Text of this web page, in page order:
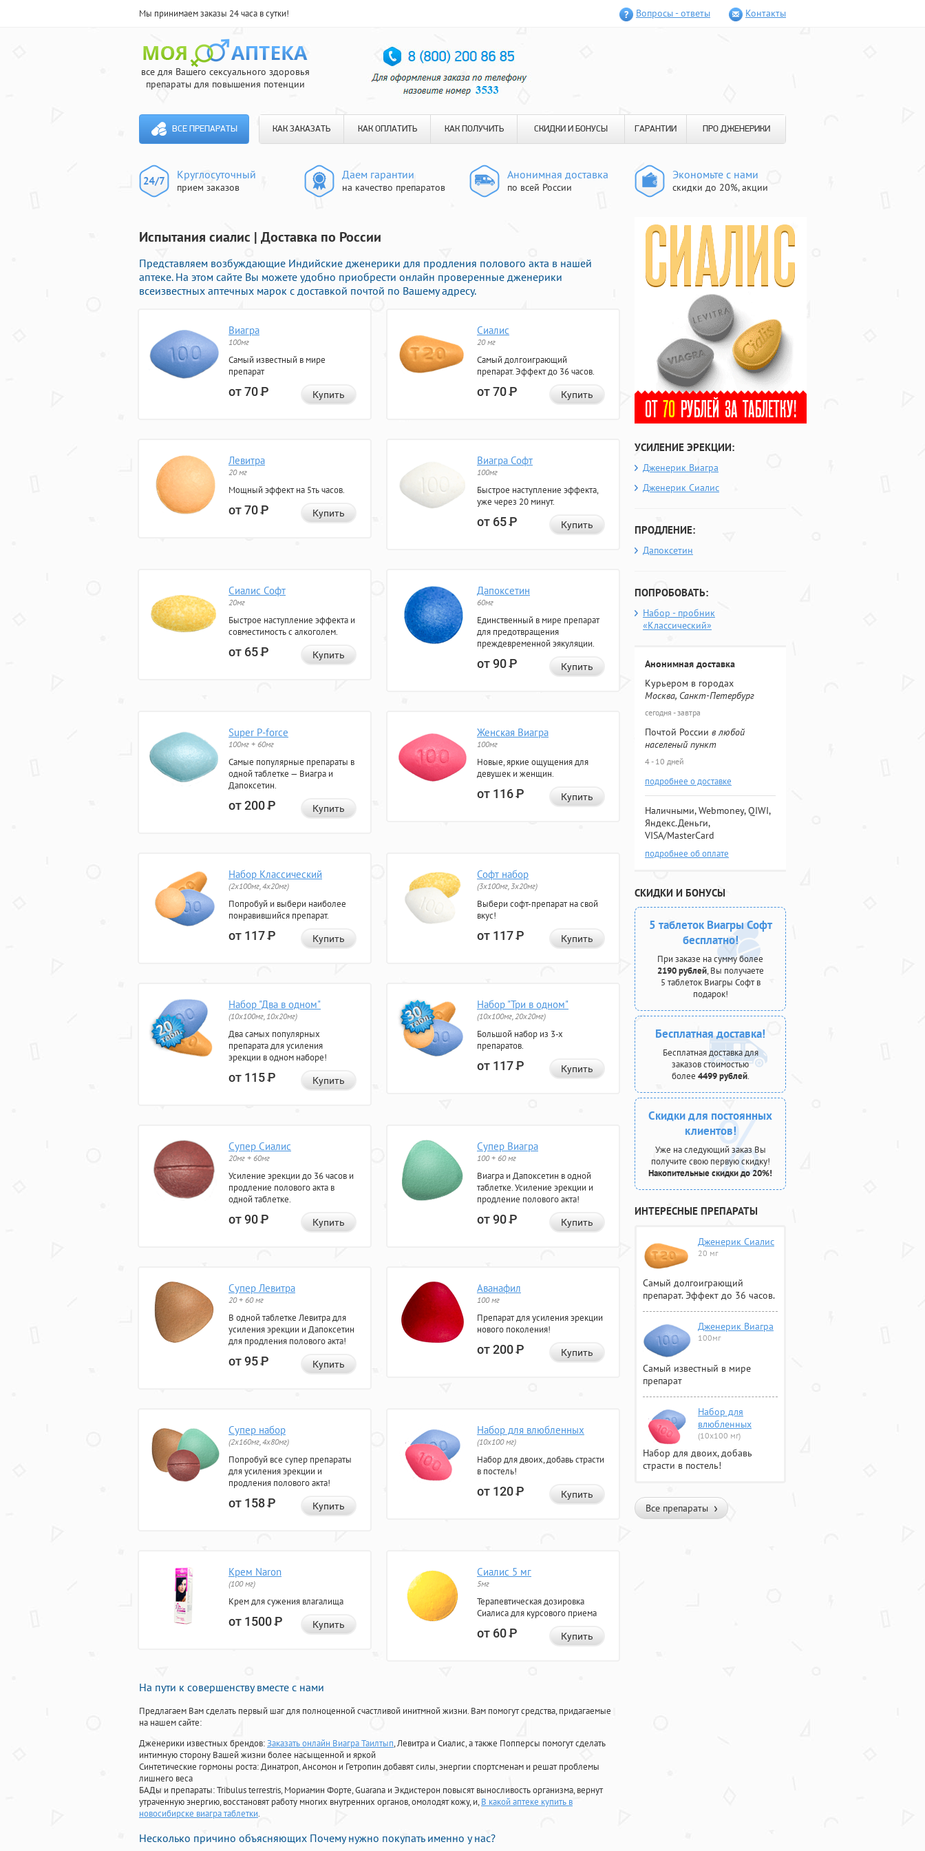
Мы принимаем заказы 24 часа в сутки! Вопросы - ответы Контакты
все для Вашего сексуального здоровья
препараты для повышения потенции
ВСЕ ПРЕПАРАТЫ КАК ЗАКАЗАТЬ КАК ОПЛАТИТЬ КАК ПОЛУЧИТЬ СКИДКИ И БОНУСЫ ГАРАНТИИ ПРО ДЖЕНЕРИКИ
Круглосуточный
прием заказов
Даем гарантии
на качество препаратов
Анонимная доставка
по всей России
Экономьте с нами
скидки до 20%, акции
Испытания сиалис | Доставка по России
Представляем возбуждающие Индийские дженерики для продления полового акта в нашей
аптеке. На этом сайте Вы можете удобно приобрести онлайн проверенные дженерики
всеизвестных аптечных марок с доставкой почтой по Вашему адресу.
Виагра
100мг
Самый известный в мире
препарат
от 70Р Купить
Сиалис
20 мг
Самый долгоиграющий
препарат. Эффект до 36 часов.
от 70Р Купить
Левитра
20 мг
Мощный эффект на 5ть часов.
от 70Р Купить
Виагра Софт
100мг
Быстрое наступление эффекта,
уже через 20 минут.
от 65Р Купить
Сиалис Софт
20мг
Быстрое наступление эффекта и
совместимость с алкоголем.
от 65Р Купить
Дапоксетин
60мг
Единственный в мире препарат
для предотвращения
преждевременной эякуляции.
от 90Р Купить
Super P-force
100мг + 60мг
Самые популярные препараты в
одной таблетке — Виагра и
Дапоксетин.
от 200Р Купить
Женская Виагра
100мг
Новые, яркие ощущения для
девушек и женщин.
от 116Р Купить
Набор Классический
(2x100мг, 4x20мг)
Попробуй и выбери наиболее
понравившийся препарат.
от 117Р Купить
Софт набор
(3x100мг, 3x20мг)
Выбери софт-препарат на свой
вкус!
от 117Р Купить
Набор "Два в одном"
(10x100мг, 10x20мг)
Два самых популярных
препарата для усиления
эрекции в одном наборе!
от 115Р Купить
Набор "Три в одном"
(10x100мг, 20x20мг)
Большой набор из 3-х
препаратов.
от 117Р Купить
Супер Сиалис
20мг + 60мг
Усиление эрекции до 36 часов и
продление полового акта в
одной таблетке.
от 90Р Купить
Супер Виагра
100 + 60 мг
Виагра и Дапоксетин в одной
таблетке. Усиление эрекции и
продление полового акта!
от 90Р Купить
Супер Левитра
20 + 60 мг
В одной таблетке Левитра для
усиления эрекции и Дапоксетин
для продления полового акта!
от 95Р Купить
Аванафил
100 мг
Препарат для усиления эрекции
нового поколения!
от 200Р Купить
Супер набор
(2х160мг, 4х80мг)
Попробуй все супер препараты
для усиления эрекции и
продления полового акта!
от 158Р Купить
Набор для влюбленных
(10х100 мг)
Набор для двоих, добавь страсти
в постель!
от 120Р Купить
Крем Naron
(100 мг)
Крем для сужения влагалища
от 1500Р Купить
Сиалис 5 мг
5мг
Терапевтическая дозировка
Сиалиса для курсового приема
от 60Р Купить
На пути к совершенству вместе с нами
Предлагаем Вам сделать первый шаг для полноценной счастливой инитмной жизни. Вам помогут средства, придагаемые
на нашем сайте:
Дженерики известных брендов:Заказать онлайн Виагра Таилтып, Левитра и Сиалис, а также Попперсы помогут сделать
интимную сторону Вашей жизни более насыщенной и яркой
Синтетические гормоны роста: Динатроп, Ансомон и Гетропин добавят силы, энергии спортсменам и решат проблемы
лишнего веса
БАДы и препараты:Tribulus terrestris, Мориамин Форте, Guarana и Экдистерон повысят выносливость организма, вернут
утраченную энергию, восстановят работу многих внутренних органов, омолодят кожу, и, В какой аптеке купить в
новосибирске виагра таблетки.
Несколько причино объясняющих Почему нужно покупать именно у нас?
УСИЛЕНИЕ ЭРЕКЦИИ:
Дженерик Виагра
Дженерик Сиалис
ПРОДЛЕНИЕ:
Дапоксетин
ПОПРОБОВАТЬ:
Набор - пробник
«Классический»
Анонимная доставка
Курьером в городах
Москва, Санкт-Петербург
сегодня - завтра
Почтой России в любой
населеный пункт
4 - 10 дней
подробнее о доставке
Наличными, Webmoney, QIWI,
Яндекс.Деньги,
VISA/MasterCard
подробнее об оплате
СКИДКИ И БОНУСЫ
5 таблеток Виагры Софт
бесплатно!
При заказе на сумму более
2190 рублей, Вы получаете
5 таблеток Виагры Софт в
подарок!
Бесплатная доставка!
Бесплатная доставка для
заказов стоимостью
более 4499 рублей.
Скидки для постоянных
клиентов!
Уже на следующий заказ Вы
получите свою первую скидку!
Накопительные скидки до 20%!
ИНТЕРЕСНЫЕ ПРЕПАРАТЫ
Дженерик Сиалис
20 мг
Самый долгоиграющий
препарат. Эффект до 36 часов.
Дженерик Виагра
100мг
Самый известный в мире
препарат
Набор для
влюбленных
(10х100 мг)
Набор для двоих, добавь
страсти в постель!
Все препараты